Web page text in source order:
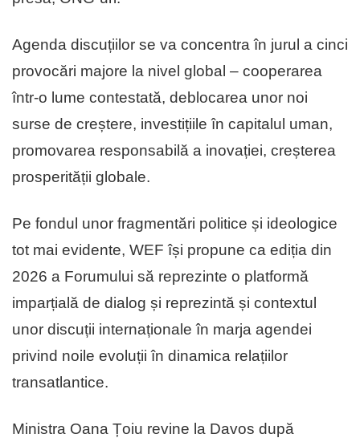
Agenda discuțiilor se va concentra în jurul a cinci
provocări majore la nivel global – cooperarea
într-o lume contestată, deblocarea unor noi
surse de creștere, investițiile în capitalul uman,
promovarea responsabilă a inovației, creșterea
prosperității globale.
Pe fondul unor fragmentări politice și ideologice
tot mai evidente, WEF își propune ca ediția din
2026 a Forumului să reprezinte o platformă
imparțială de dialog și reprezintă și contextul
unor discuții internaționale în marja agendei
privind noile evoluții în dinamica relațiilor
transatlantice.
Ministra Oana Țoiu revine la Davos după